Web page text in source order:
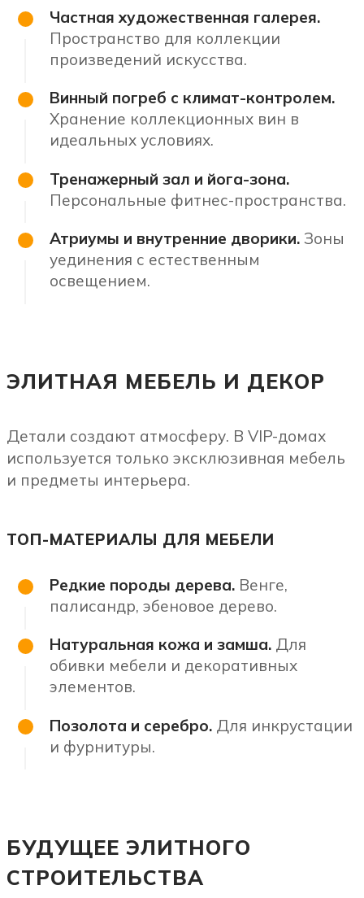
Частная художественная галерея.
Пространство для коллекции
произведений искусства.
Винный погреб с климат-контролем.
Хранение коллекционных вин в
идеальных условиях.
Тренажерный зал и йога-зона.
Персональные фитнес-пространства.
Атриумы и внутренние дворики.Зоны
уединения с естественным
освещением.
ЭЛИТНАЯ МЕБЕЛЬ И ДЕКОР
Детали создают атмосферу. В VIP-домах
используется только эксклюзивная мебель
и предметы интерьера.
ТОП-МАТЕРИАЛЫ ДЛЯ МЕБЕЛИ
Редкие породы дерева.Венге,
палисандр, эбеновое дерево.
Натуральная кожа и замша.Для
обивки мебели и декоративных
элементов.
Позолота и серебро.Для инкрустации
и фурнитуры.
БУДУЩЕЕ ЭЛИТНОГО
СТРОИТЕЛЬСТВА